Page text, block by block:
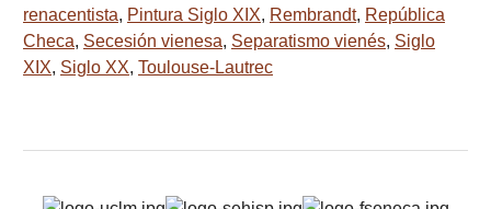
renacentista, Pintura Siglo XIX, Rembrandt, República
Checa, Secesión vienesa, Separatismo vienés, Siglo
XIX, Siglo XX, Toulouse-Lautrec